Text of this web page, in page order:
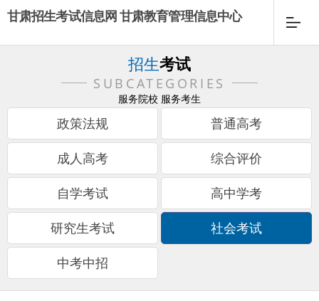
甘肃招生考试信息网 甘肃教育管理信息中心
招生考试
SUBCATEGORIES
服务院校 服务考生
政策法规 普通高考
成人高考 综合评价
自学考试 高中学考
研究生考试 社会考试
中考中招